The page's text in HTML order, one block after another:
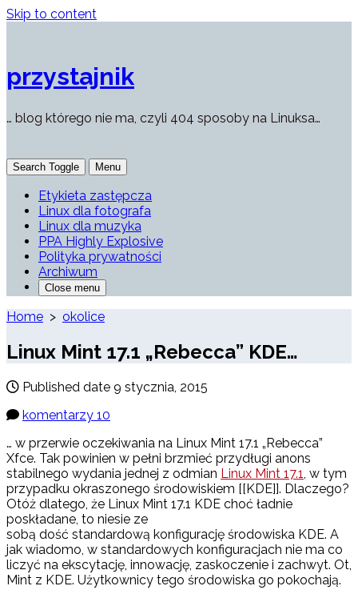
Skip to content
przystajnik
… blog którego nie ma, czyli 404 sposoby na Linuksa…
Search Toggle Menu
Etykieta zastępcza
Linux dla fotografa
Linux dla muzyka
PPA Highly Explosive
Polityka prywatności
Archiwum
Close menu
Home > okolice
Linux Mint 17.1 „Rebecca” KDE…
Published date 9 stycznia, 2015
komentarzy 10
… w przerwie oczekiwania na Linux Mint 17.1 „Rebecca”
Xfce. Tak powinien w pełni brzmieć przydługi anons
stabilnego wydania jednej z odmian Linux Mint 17.1, w tym
przypadku okraszonego środowiskiem [[KDE]]. Dlaczego?
Otóż dlatego, że Linux Mint 17.1 KDE choć ładnie
poskładane, to niesie ze
sobą dość standardową konfigurację środowiska KDE. A
jak wiadomo, w standardowych konfiguracjach nie ma co
liczyć na ekscytację, innowację, zaskoczenie i zachwyt. Ot,
Mint z KDE. Użytkownicy tego środowiska go pokochają.